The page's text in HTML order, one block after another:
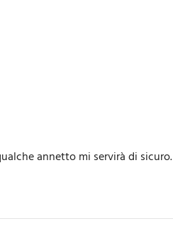
annetto mi servirà di sicuro.